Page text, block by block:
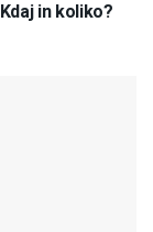
in koliko?